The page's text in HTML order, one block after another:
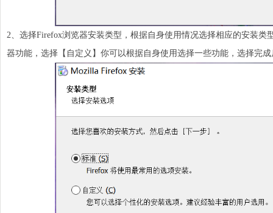
2、选择Firefox浏览器安装类型，根据自身使用情况选择相应的安装类
器功能，选择【自定义】你可以根据自身使用选择一些功能，选择完